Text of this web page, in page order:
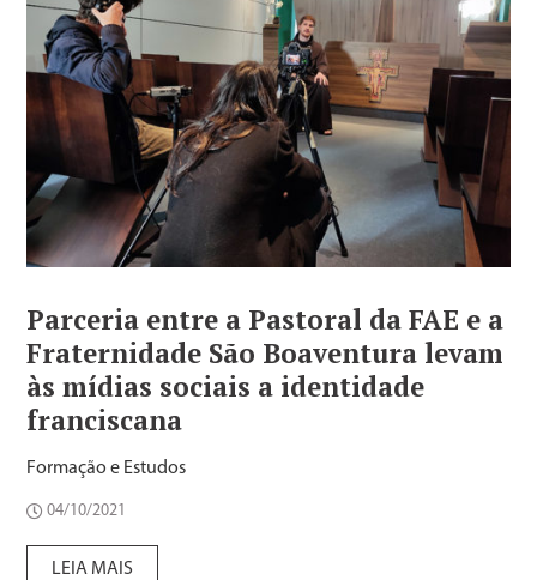
Parceria entre a Pastoral da FAE e a
Fraternidade São Boaventura levam
às mídias sociais a identidade
franciscana
Formação e Estudos
04/10/2021
LEIA MAIS